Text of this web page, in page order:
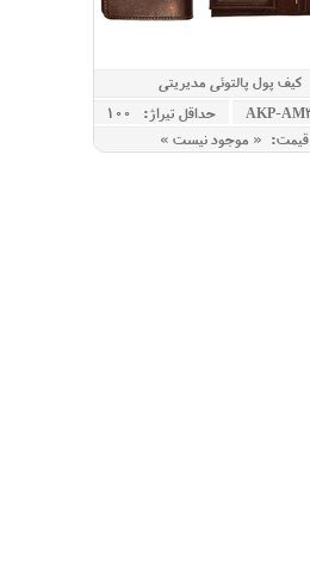
کیف پول پالتوئی مدیریتی
حداقل تيراژ: 100
قیمت: « موجود نیست »